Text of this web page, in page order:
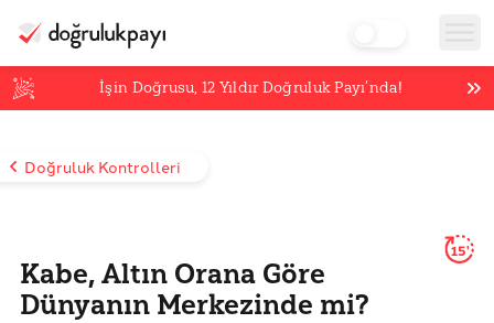
İşin Doğrusu,12 Yıldır Doğruluk Payı’nda!
Doğruluk Kontrolleri
Kabe, Altın Orana Göre
Dünyanın Merkezinde mi?
15'